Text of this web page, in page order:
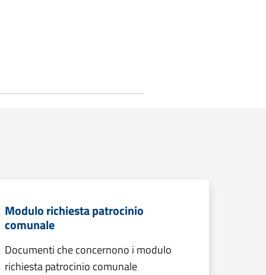
Modulo richiesta patrocinio
comunale
Documenti che concernono i modulo
richiesta patrocinio comunale